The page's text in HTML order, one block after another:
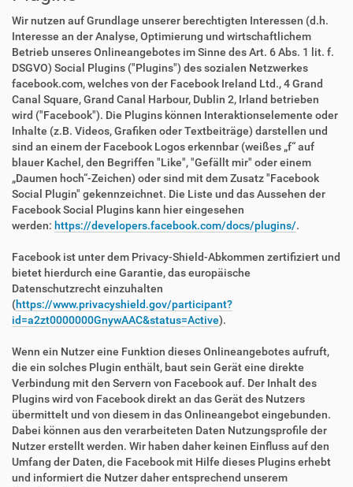
Wir nutzen auf Grundlage unserer berechtigten Interessen (d.h.
Interesse an der Analyse, Optimierung und wirtschaftlichem
Betrieb unseres Onlineangebotes im Sinne des Art. 6 Abs. 1 lit. f.
DSGVO) Social Plugins ("Plugins") des sozialen Netzwerkes
facebook.com, welches von der Facebook Ireland Ltd., 4 Grand
Canal Square, Grand Canal Harbour, Dublin 2, Irland betrieben
wird ("Facebook"). Die Plugins können Interaktionselemente oder
Inhalte (z.B. Videos, Grafiken oder Textbeiträge) darstellen und
sind an einem der Facebook Logos erkennbar (weißes „f“ auf
blauer Kachel, den Begriffen "Like", "Gefällt mir" oder einem
„Daumen hoch“-Zeichen) oder sind mit dem Zusatz "Facebook
Social Plugin" gekennzeichnet. Die Liste und das Aussehen der
Facebook Social Plugins kann hier eingesehen
werden: https://developers.facebook.com/docs/plugins/.
Facebook ist unter dem Privacy-Shield-Abkommen zertifiziert und
bietet hierdurch eine Garantie, das europäische
Datenschutzrecht einzuhalten
(https://www.privacyshield.gov/participant?
id=a2zt0000000GnywAAC&status=Active).
Wenn ein Nutzer eine Funktion dieses Onlineangebotes aufruft,
die ein solches Plugin enthält, baut sein Gerät eine direkte
Verbindung mit den Servern von Facebook auf. Der Inhalt des
Plugins wird von Facebook direkt an das Gerät des Nutzers
übermittelt und von diesem in das Onlineangebot eingebunden.
Dabei können aus den verarbeiteten Daten Nutzungsprofile der
Nutzer erstellt werden. Wir haben daher keinen Einfluss auf den
Umfang der Daten, die Facebook mit Hilfe dieses Plugins erhebt
und informiert die Nutzer daher entsprechend unserem